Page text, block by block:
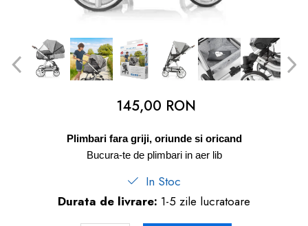
dopuri de urechi
Produse îngrijire copii
Igiena copii
145,00 RON
Plimbari fara griji, oriunde si oricand
Bucura-te de plimbari in aer lib
In Stoc
Durata de livrare: 1-5 zile lucratoare